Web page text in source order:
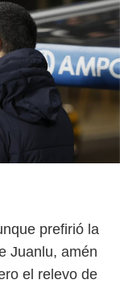
prefirió la
Juanlu, amén
el relevo de